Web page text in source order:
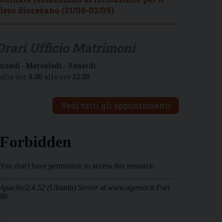
diocesano (31/08-03/09)
- Mercoledì - Venerdì
ore 9:30 alle ore 12:30
Vedi tutti gli appuntamenti